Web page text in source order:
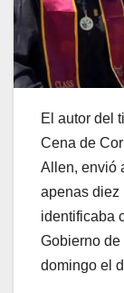
El autor del
Cena de
Allen, envió
apenas diez
identificaba
Gobierno
domingo el